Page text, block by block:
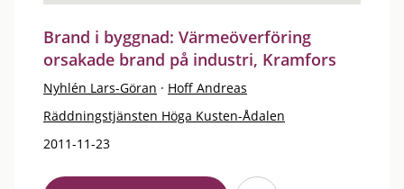
Brand i byggnad: Värmeöverföring
orsakade brand på industri, Kramfors
Nyhlén Lars-Göran · Hoff Andreas
Räddningstjänsten Höga Kusten-Ådalen
2011-11-23